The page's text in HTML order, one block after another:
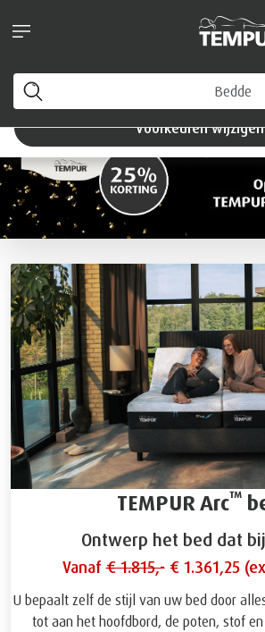
voorkeuren op elk moment wijzigen.
Voorkeuren wijzigen
TEMPUR Arc™
Ontwerp het bed dat
Vanaf€ 1.815,-€ 1.361,25
U bepaalt zelf de stijl van uw bed door
tot aan het hoofdbord, de poten, stof